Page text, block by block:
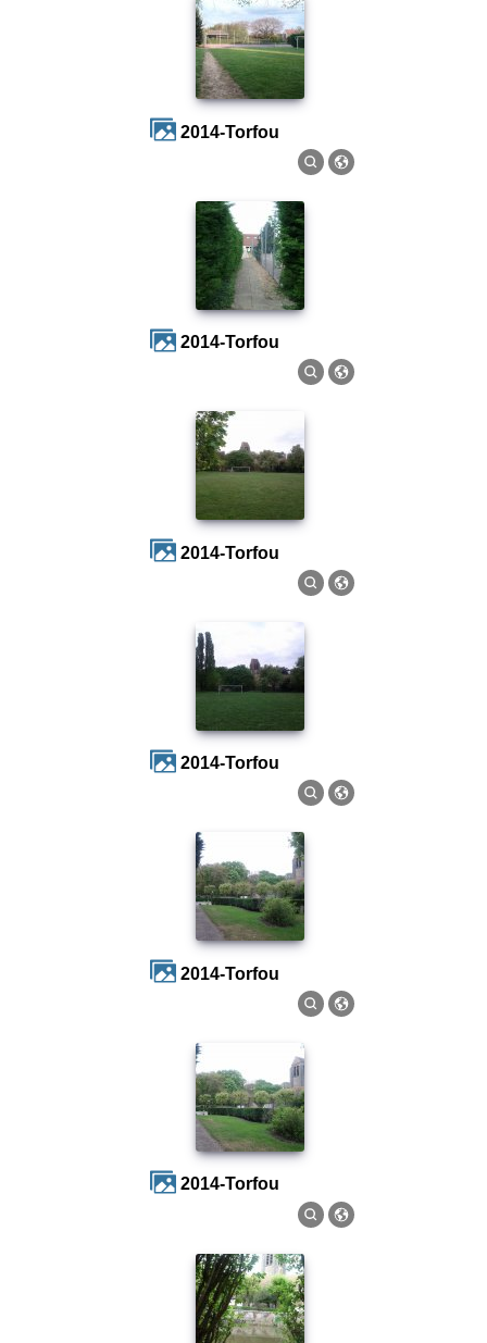
2014-Torfou
2014-Torfou
2014-Torfou
2014-Torfou
2014-Torfou
2014-Torfou